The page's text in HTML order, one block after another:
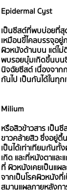
Epidermal Cyst
เป็นซีสต์ที่พบบ่อยที่สุ
เหมือนขี้ไคลบรรจุอ
ผิวหนังด้านบน แต่ไม่
พบรอยบุ๋มเกิดขึ้นบนซี
นิจฉัยซีสต์ เนื่องจาก
กันไป เป็นกันได้ในทุ
Milium
หรือสิวข้าวสาร เป็น
ขาวคล้ายสิว ซึ่งอยู่
เป็นได้เท่าเทียมกัน
เกิด และที่หนังตาแล
ที่ ผิวหนังเคยเป็นแผ
จากเป็นโรคผิวหนัง
สมานแผลภายหลังก